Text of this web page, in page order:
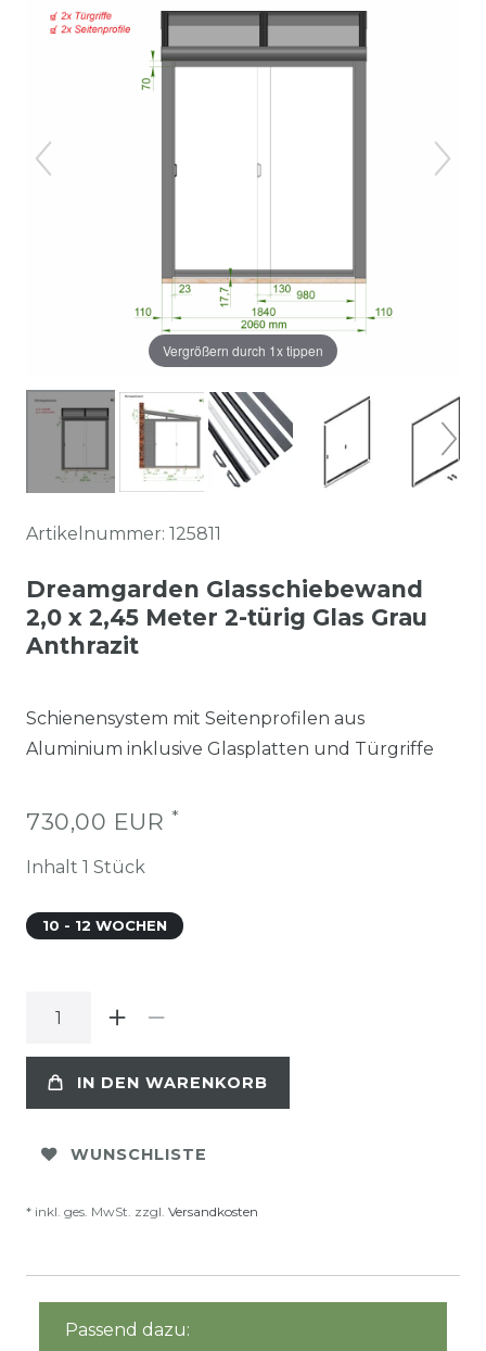
Vergrößern durch 1x tippen
Artikelnummer: 125811
Dreamgarden Glasschiebewand
2,0 x 2,45 Meter 2-türig Glas Grau
Anthrazit
Schienensystem mit Seitenprofilen aus
Aluminium inklusive Glasplatten und Türgriffe
730,00 EUR *
Inhalt 1 Stück
10 - 12 WOCHEN
IN DEN WARENKORB
WUNSCHLISTE
* inkl. ges. MwSt. zzgl. Versandkosten
Passend dazu: